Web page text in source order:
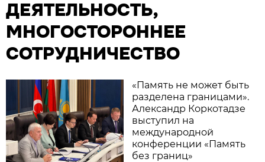
ДЕЯТЕЛЬНОСТЬ,
МНОГОСТОРОННЕЕ
СОТРУДНИЧЕСТВО
«Память не может быть
разделена границами».
Александр Коркотадзе
выступил на
международной
конференции «Память
без границ»